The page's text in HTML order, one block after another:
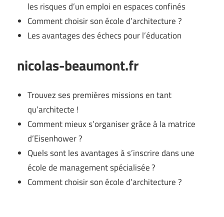
les risques d’un emploi en espaces confinés
Comment choisir son école d’architecture ?
Les avantages des échecs pour l’éducation
nicolas-beaumont.fr
Trouvez ses premières missions en tant
qu’architecte !
Comment mieux s’organiser grâce à la matrice
d’Eisenhower ?
Quels sont les avantages à s’inscrire dans une
école de management spécialisée ?
Comment choisir son école d’architecture ?